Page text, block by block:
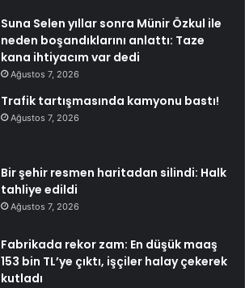
Suna Selen yıllar sonra Münir Özkul ile
neden boşandıklarını anlattı: Taze
kana ihtiyacım var dedi
Ağustos 7, 2026
Trafik tartışmasında kamyonu bastı!
Ağustos 7, 2026
Bir şehir resmen haritadan silindi: Halk
tahliye edildi
Ağustos 7, 2026
Fabrikada rekor zam: En düşük maaş
153 bin TL’ye çıktı, işçiler halay çekerek
kutladı